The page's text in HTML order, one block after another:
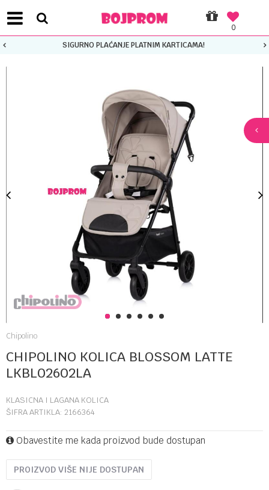
0
SIGURNO PLAĆANJE PLATNIM KARTICAMA!
1 2 3 4 5 6
Chipolino
CHIPOLINO KOLICA BLOSSOM LATTE
LKBL02602LA
KLASICNA I LAGANA KOLICA
ŠIFRA ARTIKLA: 2166364
Obavestite me kada proizvod bude dostupan
PROIZVOD VIŠE NIJE DOSTUPAN